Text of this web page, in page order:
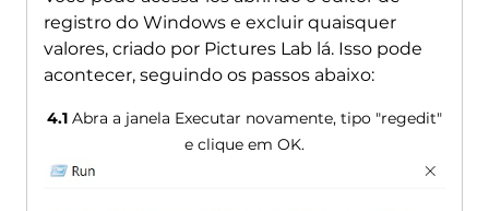
registro do Windows e excluir quaisquer
valores, criado por Pictures Lab lá. Isso pode
acontecer, seguindo os passos abaixo:
4.1Abra a janela Executar novamente, tipo "regedit"
e clique em OK.